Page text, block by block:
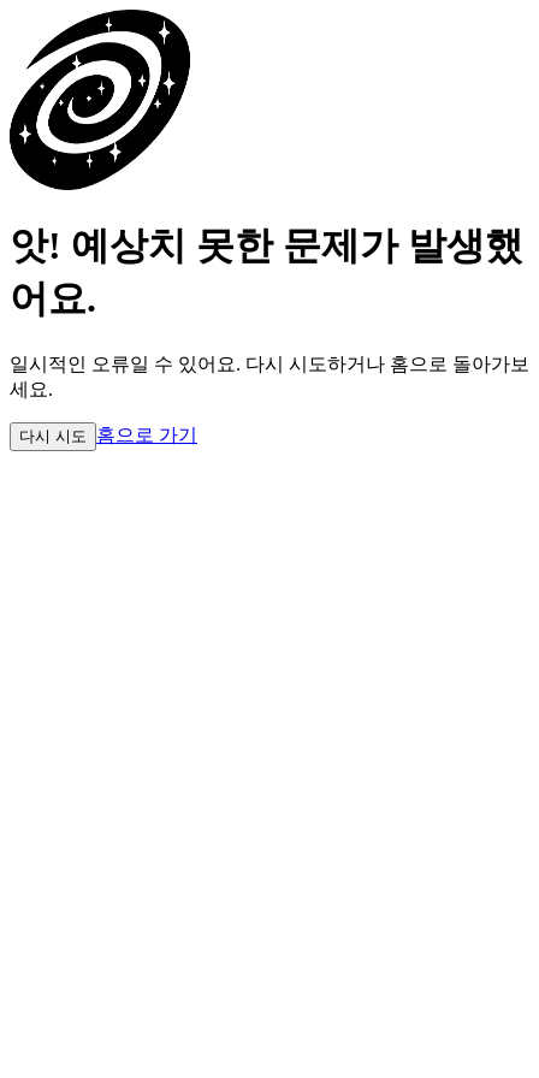
앗! 예상치 못한 문제가 발생했
어요.
일시적인 오류일 수 있어요. 다시 시도하거나 홈으로 돌아가보
세요.
다시 시도 홈으로 가기